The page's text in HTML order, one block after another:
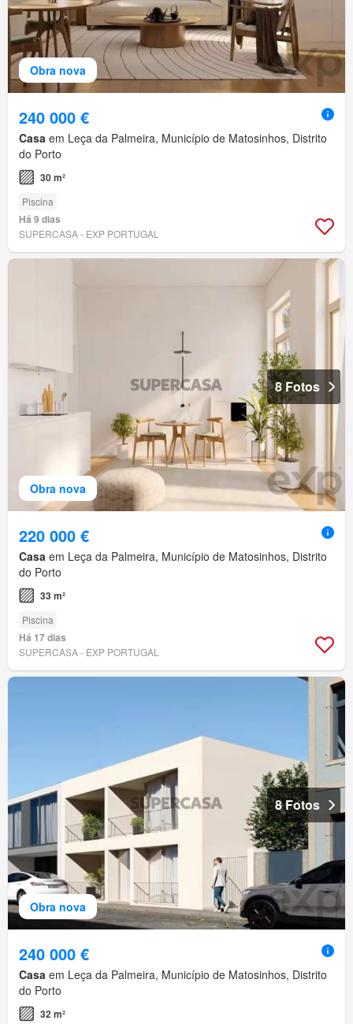
Obra nova
240 000 €
Casa em Leça da Palmeira, Município de Matosinhos, Distrito
do Porto
30 m²
Piscina
Há 9 dias
SUPERCASA - EXP PORTUGAL
Obra nova
8 Fotos
220 000 €
Casa em Leça da Palmeira, Município de Matosinhos, Distrito
do Porto
33 m²
Piscina
Há 17 dias
SUPERCASA - EXP PORTUGAL
Obra nova
8 Fotos
240 000 €
Casa em Leça da Palmeira, Município de Matosinhos, Distrito
do Porto
32 m²